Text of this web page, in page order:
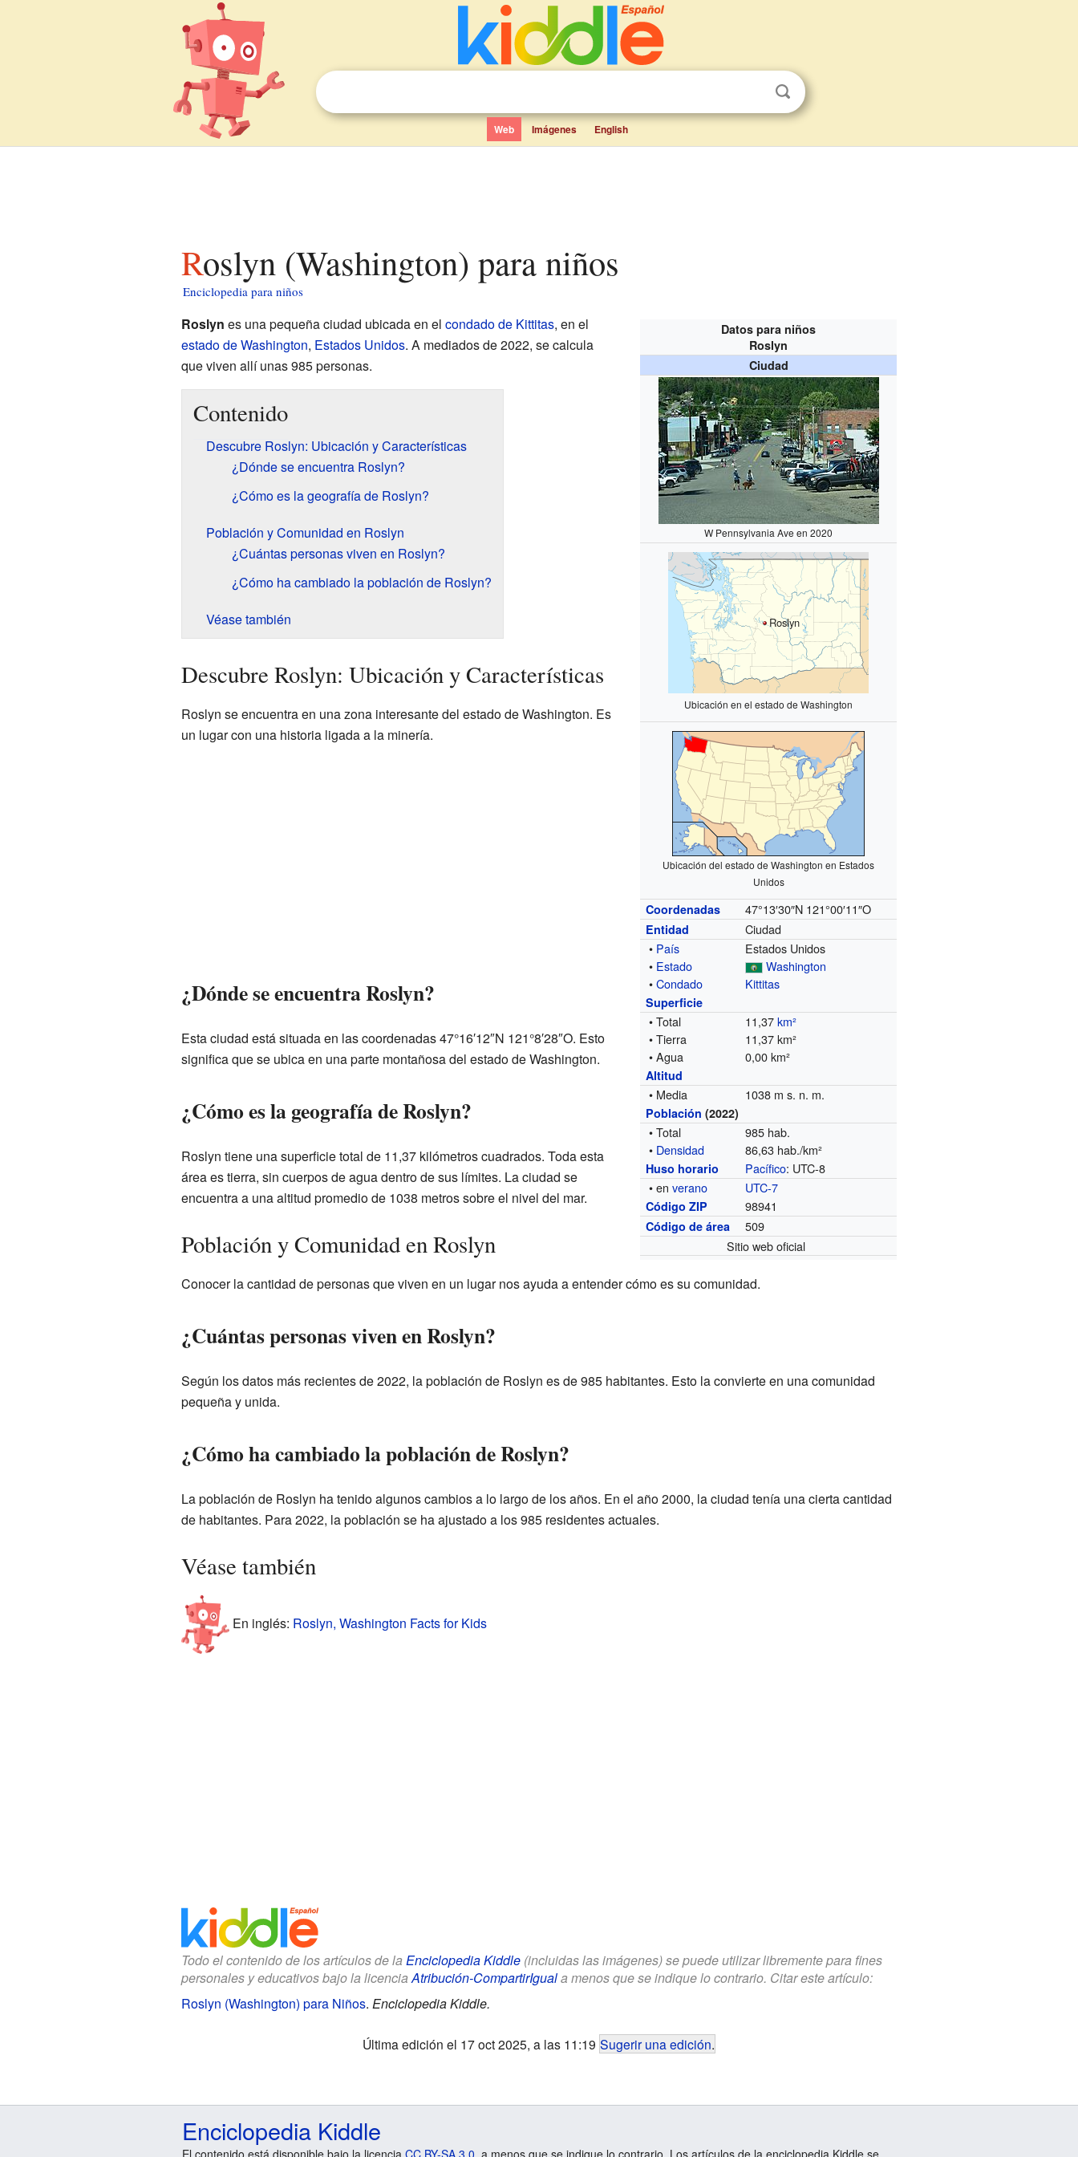
Web Imágenes English
Roslyn (Washington) para niños
Enciclopedia para niños
Datos para niños
Roslyn
Ciudad
W Pennsylvania Ave en 2020
Roslyn
Ubicación en el estado de Washington
Ubicación del estado de Washington en Estados
Unidos
Coordenadas 47°13′30″N 121°00′11″O
Entidad
Ciudad
• País
Estados Unidos
• Estado
Washington
•Condado Kittitas
Superficie
• Total 11,37km²
• Tierra
11,37 km²
• Agua
0,00 km²
Altitud
• Media 1038 m s. n. m.
Población (2022)
• Total
985 hab.
• Densidad 86,63 hab./km²
Huso horario Pacífico: UTC-8
• enverano UTC-7
Código ZIP 98941
Código de área
509
Sitio web oficial
Roslyn es una pequeña ciudad ubicada en el condado de Kittitas, en el
estado de Washington, Estados Unidos. A mediados de 2022, se calcula
que viven allí unas 985 personas.
Contenido
Descubre Roslyn: Ubicación y Características
¿Dónde se encuentra Roslyn?
¿Cómo es la geografía de Roslyn?
Población y Comunidad en Roslyn
¿Cuántas personas viven en Roslyn?
¿Cómo ha cambiado la población de Roslyn?
Véase también
Descubre Roslyn: Ubicación y Características
Roslyn se encuentra en una zona interesante del estado de Washington. Es
un lugar con una historia ligada a la minería.
¿Dónde se encuentra Roslyn?
Esta ciudad está situada en las coordenadas 47°16′12″N 121°8′28″O. Esto
significa que se ubica en una parte montañosa del estado de Washington.
¿Cómo es la geografía de Roslyn?
Roslyn tiene una superficie total de 11,37 kilómetros cuadrados. Toda esta
área es tierra, sin cuerpos de agua dentro de sus límites. La ciudad se
encuentra a una altitud promedio de 1038 metros sobre el nivel del mar.
Población y Comunidad en Roslyn
Conocer la cantidad de personas que viven en un lugar nos ayuda a entender cómo es su comunidad.
¿Cuántas personas viven en Roslyn?
Según los datos más recientes de 2022, la población de Roslyn es de 985 habitantes. Esto la convierte en una comunidad
pequeña y unida.
¿Cómo ha cambiado la población de Roslyn?
La población de Roslyn ha tenido algunos cambios a lo largo de los años. En el año 2000, la ciudad tenía una cierta cantidad
de habitantes. Para 2022, la población se ha ajustado a los 985 residentes actuales.
Véase también
En inglés: Roslyn, Washington Facts for Kids
Todo el contenido de los artículos de la Enciclopedia Kiddle(incluidas las imágenes) se puede utilizar libremente para fines
personales y educativos bajo la licenciaAtribución-CompartirIguala menos que se indique lo contrario. Citar este artículo:
Roslyn (Washington) para Niños. Enciclopedia Kiddle.
Última edición el 17 oct 2025, a las 11:19 Sugerir una edición.
Enciclopedia Kiddle